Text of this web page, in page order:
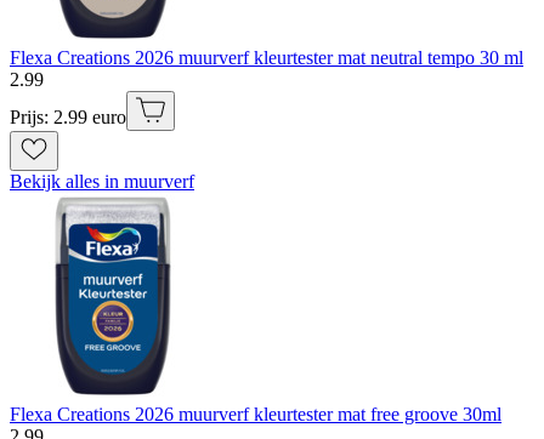
Flexa Creations 2026 muurverf kleurtester mat neutral tempo 30 ml
2.99
Prijs: 2.99 euro
Bekijk alles in muurverf
Flexa Creations 2026 muurverf kleurtester mat free groove 30ml